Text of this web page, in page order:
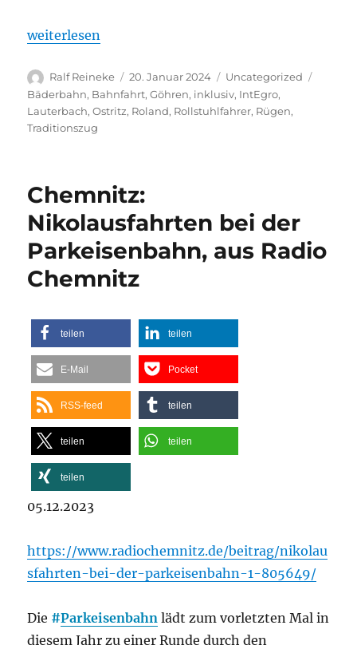
„Darum wird der Rasende Roland auf Rügen
weiterlesen
Autor
Ralf Reineke
Veröffentlicht
am
20. Januar 2024 Kategorien
Uncategorized
Bäderbahn, Bahnfahrt,Göhren, inklusiv, IntEgro,
Lauterbach,Ostritz, Roland, Rollstuhlfahrer, Rügen,
Traditionszug
Chemnitz:
Nikolausfahrten bei der
Parkeisenbahn, aus Radio
Chemnitz
teilen teilen
E-Mail Pocket
RSS-feed teilen
teilen teilen
teilen
05.12.2023
https://www.radiochemnitz.de/beitrag/nikolau
sfahrten-bei-der-parkeisenbahn-1-805649/
Die #Parkeisenbahn lädt zum vorletzten Mal in
diesem Jahr zu einer Runde durch den